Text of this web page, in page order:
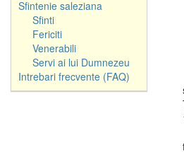
Sfintenie saleziana
Sfinti
Fericiti
Venerabili
Servi ai lui Dumnezeu
Intrebari frecvente (FAQ)